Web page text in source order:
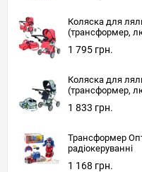
Коляска для
(трансформер,
1 795 грн.
Коляска для
(трансформер,
1 833 грн.
Трансформер
радіокеруванні
1 168 грн.